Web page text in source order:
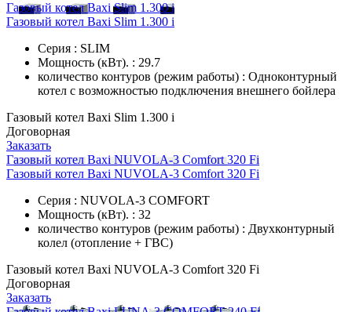
Газовый котел Baxi Slim 1.300 i
Газовый котел Baxi Slim 1.300 i
Серия : SLIM
Мощность (кВт). : 29.7
количество контуров (режим работы) : Одноконтурный
котел с возможностью подключения внешнего бойлера
Газовый котел Baxi Slim 1.300 i
Договорная
Заказать
Газовый котел Baxi NUVOLA-3 Comfort 320 Fi
Газовый котел Baxi NUVOLA-3 Comfort 320 Fi
Серия : NUVOLA-3 COMFORT
Мощность (кВт). : 32
количество контуров (режим работы) : Двухконтурный
колел (отопление + ГВС)
Газовый котел Baxi NUVOLA-3 Comfort 320 Fi
Договорная
Заказать